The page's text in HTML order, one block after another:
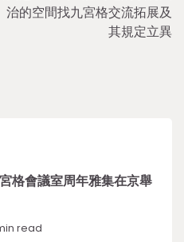
治的空間找九宮格交流拓展及
其規定立異
格會議室周年雅集在京舉
read